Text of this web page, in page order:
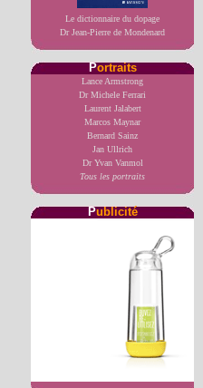
Le dictionnaire du dopage
Dr Jean-Pierre de Mondenard
Portraits
Lance Armstrong
Dr Michele Ferrari
Laurent Jalabert
Marcos Maynar
Bernard Sainz
Jan Ullrich
Dr Yvan Vanmol
Tous les portraits
Publicité